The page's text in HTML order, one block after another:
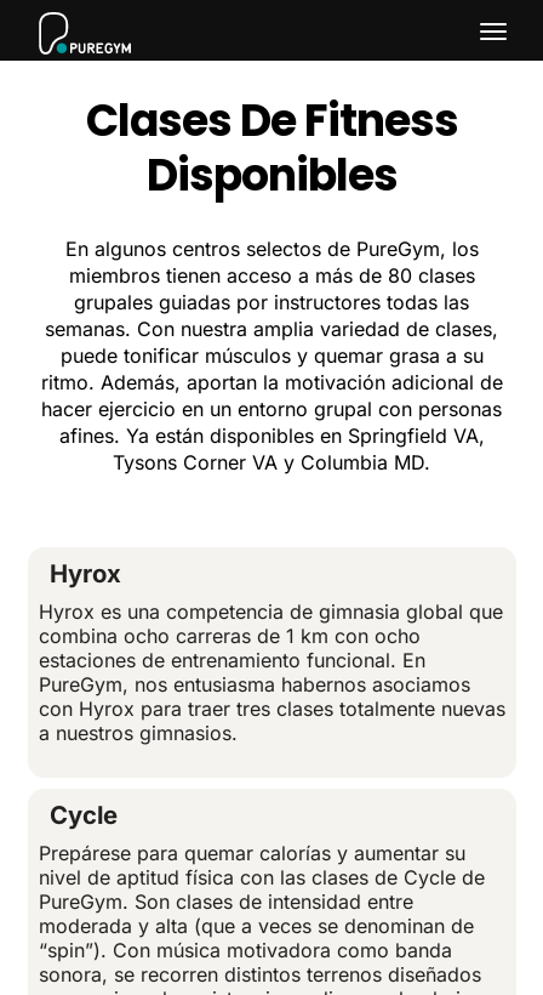
Clases De Fitness
Disponibles
En algunos centros selectos de PureGym, los
miembros tienen acceso a más de 80 clases
grupales guiadas por instructores todas las
semanas. Con nuestra amplia variedad de clases,
puede tonificar músculos y quemar grasa a su
ritmo. Además, aportan la motivación adicional de
hacer ejercicio en un entorno grupal con personas
afines. Ya están disponibles en Springfield VA,
Tysons Corner VA y Columbia MD.
Hyrox
Hyrox es una competencia de gimnasia global que
combina ocho carreras de 1 km con ocho
estaciones de entrenamiento funcional. En
PureGym, nos entusiasma habernos asociamos
con Hyrox para traer tres clases totalmente nuevas
a nuestros gimnasios.
Cycle
Prepárese para quemar calorías y aumentar su
nivel de aptitud física con las clases de Cycle de
PureGym. Son clases de intensidad entre
moderada y alta (que a veces se denominan de
“spin”). Con música motivadora como banda
sonora, se recorren distintos terrenos diseñados